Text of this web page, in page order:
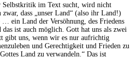
Selbstkritik im Text sucht, wird nicht
dass „unser Land“ (also ihr Land!)
… ein Land der Versöhnung, des Friedens
das ist auch möglich. Gott hat uns als zwei
gibt uns, wenn wir es nur aufrichtig
und Gerechtigkeit und Frieden zu
Land zu verwandeln.“ Das ist